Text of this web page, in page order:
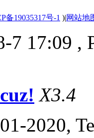
备19035317号-1 )|网站地
7 17:09 ,
X3.4
2020,